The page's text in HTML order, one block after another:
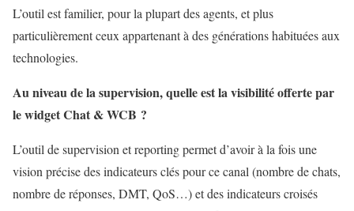
L’outil est familier, pour la plupart des agents, et plus
particulièrement ceux appartenant à des générations habituées aux
technologies.
Au niveau de la supervision, quelle est la visibilité offerte par
le widget Chat & WCB ?
L’outil de supervision et reporting permet d’avoir à la fois une
vision précise des indicateurs clés pour ce canal (nombre de chats,
nombre de réponses, DMT, QoS…) et des indicateurs croisés